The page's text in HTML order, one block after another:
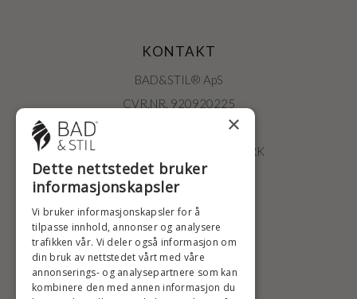
KONTAKT
BAD&STIL® ApS
CVR.NR. 920920225
ØSTERBROGADE 202
2100 KØBENHAVN • DANMARK
+47 2396 6660
BADSTIL@BADSTIL.NO
HØYESTE KREDITTVURD
×
Dette nettstedet bruker
informasjonskapsler
Vi bruker informasjonskapsler for å
tilpasse innhold, annonser og analysere
trafikken vår. Vi deler også informasjon om
din bruk av nettstedet vårt med våre
annonserings- og analysepartnere som kan
kombinere den med annen informasjon du